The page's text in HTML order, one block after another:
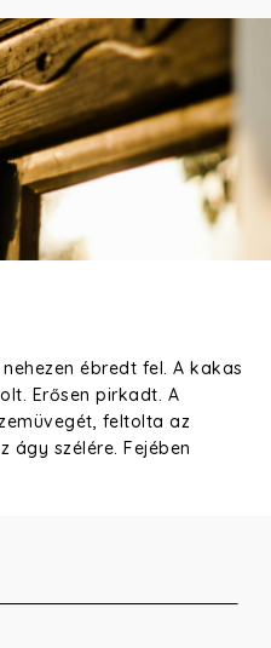
ébredt fel. A kakas
Erősen pirkadt. A
feltolta az
szélére. Fejében